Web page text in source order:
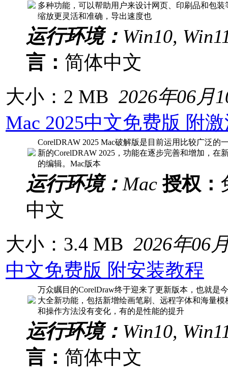
多种功能，可以帮助用户来设计网页、印刷品和包
缩放更灵活和准确，导出速度也
运行环境： Win10,
言： 简体中文
大小：2 MB 2026年06月
Mac 2025中文免费版 附
CorelDRAW 2025 Mac破解版是目前运用比较广泛
新的CorelDRAW 2025，功能在逐步完善和增加，
的编辑。Mac版本
运行环境： Mac 授权：
中文
大小：3.4 MB 2026年06
中文免费版 附安装教程
万众瞩目的CorelDraw终于迎来了更新版本，也就是
大全新功能，包括新增绘画笔刷、远程字体和海量
和操作方法没有变化，有的是性能的提升
运行环境： Win10,
言： 简体中文